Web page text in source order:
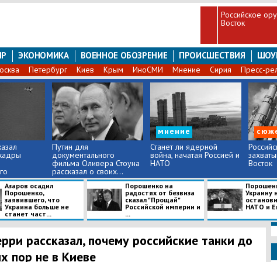
Российское
Восток
ЭКОНОМИКА ВОЕННОЕ ОБОЗРЕНИЕ ПРОИСШЕСТВИЯ
Петербург Киев Крым ИноСМИ Мнение Сирия Пресс-
Путин для
документального
фильма Оливера Стоуна
рассказал о своих...
мнение
Станет ли ядерной
война, начатая Россией и
НАТО Восток
Азаров осадил
Порошенко,
заявившего, что
Украина больше не
станет част...
Порошенко на
радостях от безвиза
сказал "Прощай"
Российской империи и
...
Украину
НАТО и
рассказал, почему российские танки до
пор не в Киеве